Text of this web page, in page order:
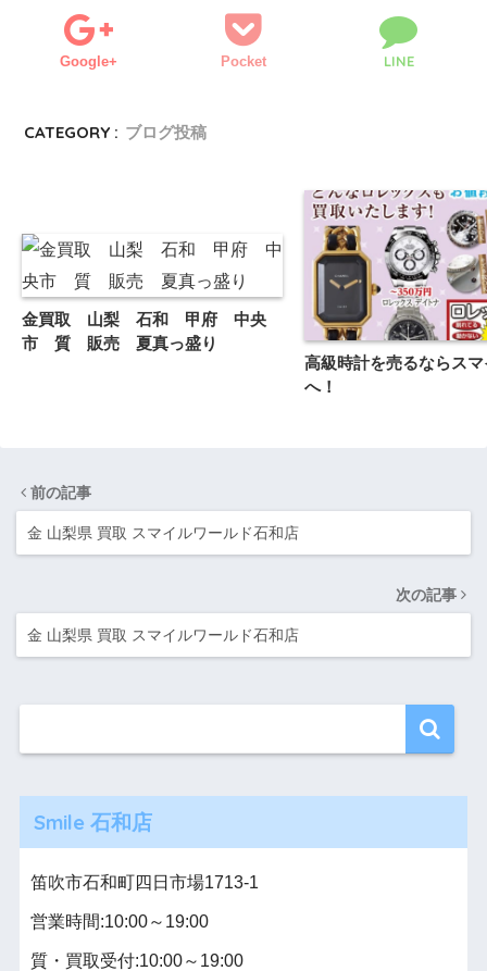
Google+ Pocket LINE
CATEGORY : ブログ投稿
金買取 山梨 石和 甲府 中央
市 質 販売 夏真っ盛り
高級時計を売るならス
へ！
前の記事
金 山梨県 買取 スマイルワールド石和店
次の記事
金 山梨県 買取 スマイルワールド石和店
Smile 石和店
笛吹市石和町四日市場1713-1
営業時間:10:00～19:00
質・買取受付:10:00～19:00